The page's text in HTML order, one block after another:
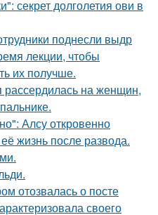
секрет долголетия ови в
поднесли выдр
лекции, чтобы
их получше.
рассердилась на женщин,
Алсу откровенно
жизнь после развода.
отозвалась о посте
своего